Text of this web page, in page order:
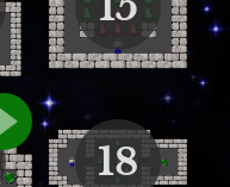
18